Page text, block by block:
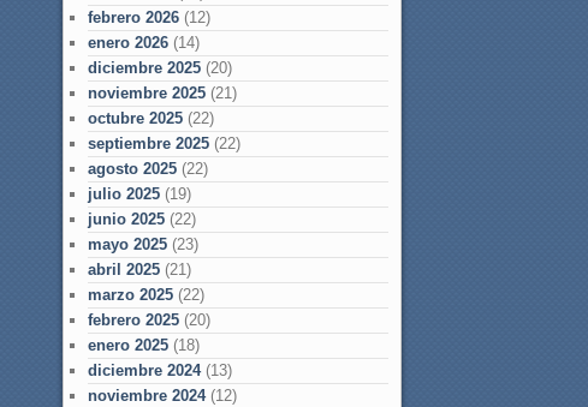
febrero 2026 (12)
enero 2026 (14)
diciembre 2025 (20)
noviembre 2025 (21)
octubre 2025 (22)
septiembre 2025 (22)
agosto 2025 (22)
julio 2025 (19)
junio 2025 (22)
mayo 2025 (23)
abril 2025 (21)
marzo 2025 (22)
febrero 2025 (20)
enero 2025 (18)
diciembre 2024(13)
noviembre 2024(12)